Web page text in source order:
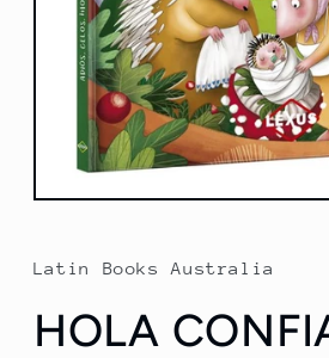
Abrir
1
en
ventana
modal
Latin Books Australia
HOLA